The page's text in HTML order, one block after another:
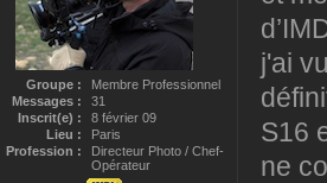
Groupe :
Membre Professionnel
Messages :
31
Inscrit(e) :
8 février 09
Lieu :
Paris
Profession :
Directeur Photo / Chef-
Opérateur
j'ai
S16
ne